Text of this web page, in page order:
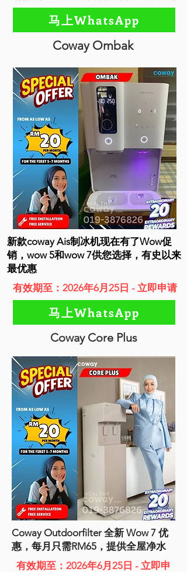
马上WhatsApp
Coway Ombak
新款coway Ais制冰机现在有了Wow促
销，wow 5和wow 7供您选择，有史以来
最优惠
有效期至：2026年6月25日 - 立即申请
马上WhatsApp
Coway Core Plus
Coway Outdoorfilter 全新 Wow 7 优
惠，每月只需RM65，提供全屋净水
有效期至：2026年6月25日 - 立即申